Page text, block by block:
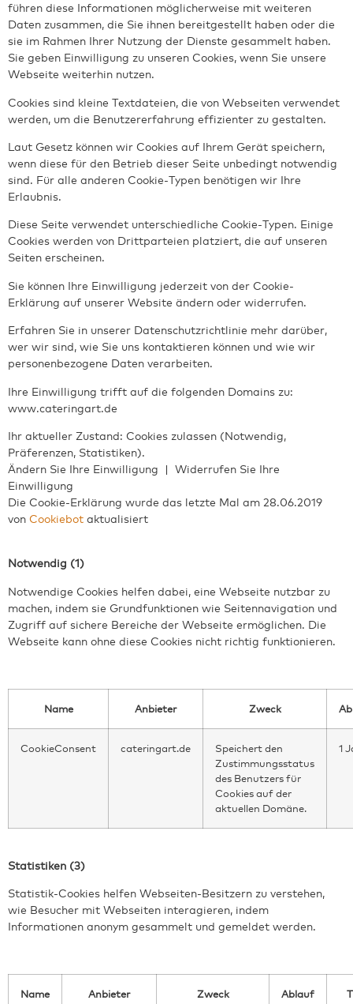
führen diese Informationen möglicherweise mit weiteren
Daten zusammen, die Sie ihnen bereitgestellt haben oder die
sie im Rahmen Ihrer Nutzung der Dienste gesammelt haben.
Sie geben Einwilligung zu unseren Cookies, wenn Sie unsere
Webseite weiterhin nutzen.
Cookies sind kleine Textdateien, die von Webseiten verwendet
werden, um die Benutzererfahrung effizienter zu gestalten.
Laut Gesetz können wir Cookies auf Ihrem Gerät speichern,
wenn diese für den Betrieb dieser Seite unbedingt notwendig
sind. Für alle anderen Cookie-Typen benötigen wir Ihre
Erlaubnis.
Diese Seite verwendet unterschiedliche Cookie-Typen. Einige
Cookies werden von Drittparteien platziert, die auf unseren
Seiten erscheinen.
Sie können Ihre Einwilligung jederzeit von der Cookie-
Erklärung auf unserer Website ändern oder widerrufen.
Erfahren Sie in unserer Datenschutzrichtlinie mehr darüber,
wer wir sind, wie Sie uns kontaktieren können und wie wir
personenbezogene Daten verarbeiten.
Ihre Einwilligung trifft auf die folgenden Domains zu:
www.cateringart.de
Ihr aktueller Zustand: Cookies zulassen (Notwendig,
Präferenzen, Statistiken).
Ändern Sie Ihre Einwilligung | Widerrufen Sie Ihre
Einwilligung
Die Cookie-Erklärung wurde das letzte Mal am 28.06.2019
von Cookiebot aktualisiert
Notwendig (1)
Notwendige Cookies helfen dabei, eine Webseite nutzbar zu
machen, indem sie Grundfunktionen wie Seitennavigation und
Zugriff auf sichere Bereiche der Webseite ermöglichen. Die
Webseite kann ohne diese Cookies nicht richtig funktionieren.
Name Anbieter Zweck
CookieConsent cateringart.de
Speichert den
Zustimmungsstatus
des Benutzers für
Cookies auf der
aktuellen Domäne.
1
Statistiken (3)
Statistik-Cookies helfen Webseiten-Besitzern zu verstehen,
wie Besucher mit Webseiten interagieren, indem
Informationen anonym gesammelt und gemeldet werden.
Name Anbieter Zweck Ablauf